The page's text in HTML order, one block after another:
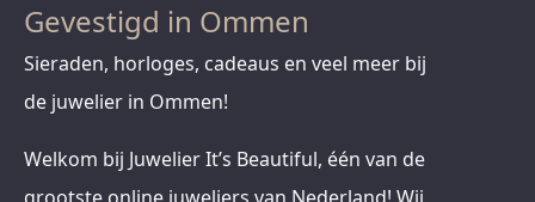
Gevestigd in Ommen
Sieraden, horloges, cadeaus en veel meer bij
de juwelier in Ommen!
Welkom bij Juwelier It’s Beautiful, één van de